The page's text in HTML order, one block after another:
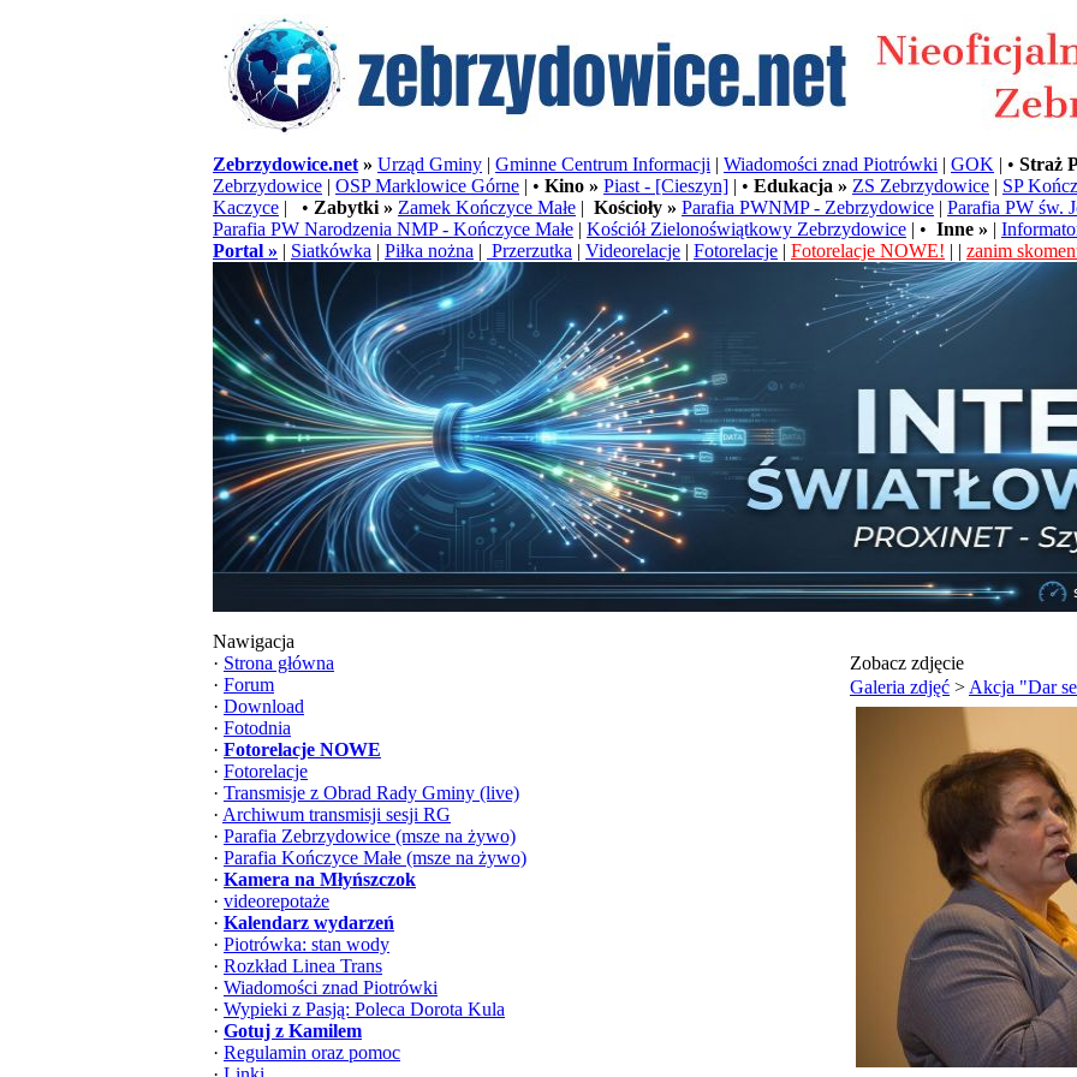
Zebrzydowice.net » Urząd Gminy | Gminne Centrum Informacji | Wiadomości znad Piotrówki | GOK | • Straż
Zebrzydowice | OSP Marklowice Górne | • Kino » Piast - [Cieszyn] | • Edukacja » ZS Zebrzydowice | SP
Kaczyce | • Zabytki » Zamek Kończyce Małe | Kościoły » Parafia PWNMP - Zebrzydowice | Parafia PW św.
Parafia PW Narodzenia NMP - Kończyce Małe | Kościół Zielonoświątkowy Zebrzydowice | • Inne » |
Portal » | Siatkówka | Piłka nożna | Przerzutka | Videorelacje | Fotorelacje | Fotorelacje NOWE! | | zanim
Nawigacja
· Strona główna
· Forum
· Download
· Fotodnia
· Fotorelacje NOWE
· Fotorelacje
· Transmisje z Obrad Rady Gminy (live)
· Archiwum transmisji sesji RG
· Parafia Zebrzydowice (msze na żywo)
· Parafia Kończyce Małe (msze na żywo)
· Kamera na Młyńszczok
· videorepotaże
· Kalendarz wydarzeń
· Piotrówka: stan wody
· Rozkład Linea Trans
· Wiadomości znad Piotrówki
· Wypieki z Pasją: Poleca Dorota Kula
· Gotuj z Kamilem
· Regulamin oraz pomoc
Zobacz zdjęcie
Galeria zdjęć > Akcja "Dar